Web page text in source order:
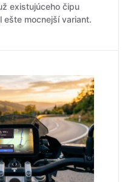
existujúceho čipu
ešte mocnejší variant.